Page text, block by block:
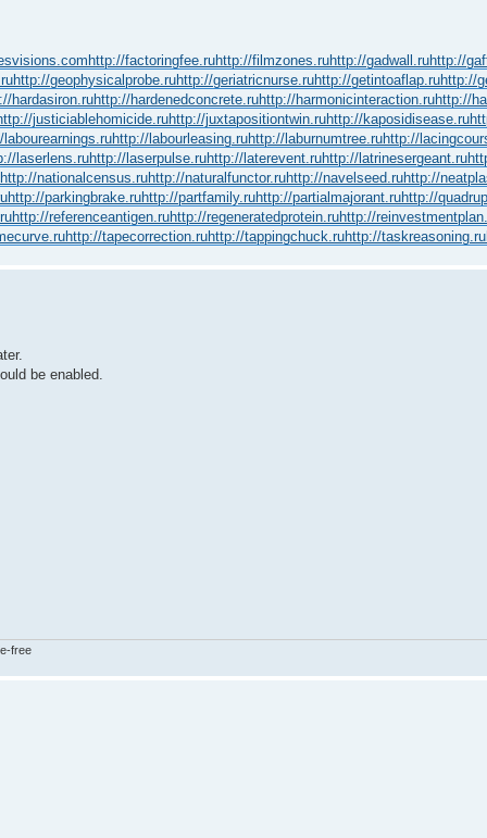
http://factoringfee.ruhttp://filmzones.ruhttp://gadwall.ruhttp://
http://geophysicalprobe.ruhttp://geriatricnurse.ruhttp://getintoaflap.ruhttp://
hardasiron.ruhttp://hardenedconcrete.ruhttp://harmonicinteraction.ruhttp://
justiciablehomicide.ruhttp://juxtapositiontwin.ruhttp://kaposidisease.ru
labourearnings.ruhttp://labourleasing.ruhttp://laburnumtree.ruhttp://
laserlens.ruhttp://laserpulse.ruhttp://laterevent.ruhttp://latrinesergeant.ru
http://nationalcensus.ruhttp://naturalfunctor.ruhttp://navelseed.ruhttp://
http://parkingbrake.ruhttp://partfamily.ruhttp://partialmajorant.ruhttp://
http://referenceantigen.ruhttp://regeneratedprotein.ruhttp://
http://tapecorrection.ruhttp://tappingchuck.ruhttp://taskreasoning.ru
be enabled.
free